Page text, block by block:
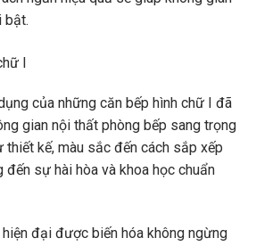
bật.
của những căn bếp hình chữ I đã
gian nội thất phòng bếp sang trọng
thiết kế, màu sắc đến cách sắp xếp
đến sự hài hòa và khoa học chuẩn
đại được biến hóa không ngừng